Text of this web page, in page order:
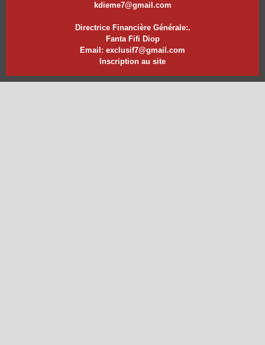
kdieme7@gmail.com
Directrice Financière Générale:.
Fanta Fifi Diop
Email: exclusif7@gmail.com
Inscription au site